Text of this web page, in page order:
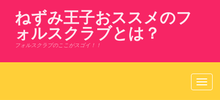
contentねずみ王子おススメのフ
ォルスクラブとは？
フォルスクラブのここがスゴイ！！